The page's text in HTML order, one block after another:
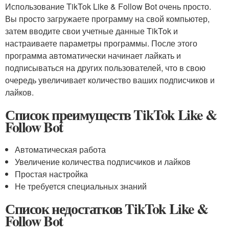
Использование TikTok Like & Follow Bot очень просто.
Вы просто загружаете программу на свой компьютер,
затем вводите свои учетные данные TikTok и
настраиваете параметры программы. После этого
программа автоматически начинает лайкать и
подписываться на других пользователей, что в свою
очередь увеличивает количество ваших подписчиков и
лайков.
Список преимуществ TikTok Like &
Follow Bot
Автоматическая работа
Увеличение количества подписчиков и лайков
Простая настройка
Не требуется специальных знаний
Список недостатков TikTok Like &
Follow Bot